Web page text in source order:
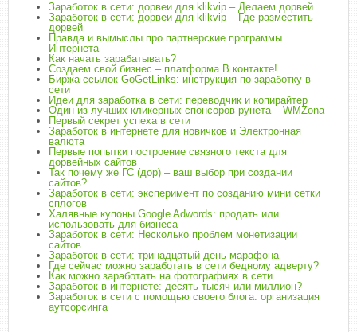
Заработок в сети: дорвеи для klikvip – Делаем дорвей
Заработок в сети: дорвеи для klikvip – Где разместить
дорвей
Правда и вымыслы про партнерские программы
Интернета
Как начать зарабатывать?
Создаем свой бизнес – платформа В контакте!
Биржа ссылок GoGetLinks: инструкция по заработку в
сети
Идеи для заработка в сети: переводчик и копирайтер
Один из лучших кликерных спонсоров рунета – WMZona
Первый секрет успеха в сети
Заработок в интернете для новичков и Электронная
валюта
Первые попытки построение связного текста для
дорвейных сайтов
Так почему же ГС (дор) – ваш выбор при создании
сайтов?
Заработок в сети: эксперимент по созданию мини сетки
сплогов
Халявные купоны Google Adwords: продать или
использовать для бизнеса
Заработок в сети: Несколько проблем монетизации
сайтов
Заработок в сети: тринадцатый день марафона
Где сейчас можно заработать в сети бедному адверту?
Как можно заработать на фотографиях в сети
Заработок в интернете: десять тысяч или миллион?
Заработок в сети с помощью своего блога: организация
аутсорсинга